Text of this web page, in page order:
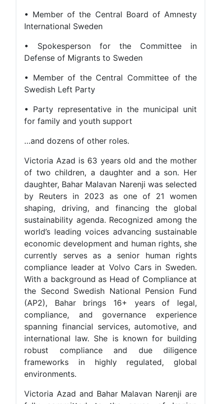
• Member of the Central Board of Amnesty
International Sweden
• Spokesperson for the Committee in
Defense of Migrants to Sweden
• Member of the Central Committee of the
Swedish Left Party
• Party representative in the municipal unit
for family and youth support
…and dozens of other roles.
Victoria Azad is 63 years old and the mother
of two children, a daughter and a son. Her
daughter, Bahar Malavan Narenji was selected
by Reuters in 2023 as one of 21 women
shaping, driving, and financing the global
sustainability agenda. Recognized among the
world’s leading voices advancing sustainable
economic development and human rights, she
currently serves as a senior human rights
compliance leader at Volvo Cars in Sweden.
With a background as Head of Compliance at
the Second Swedish National Pension Fund
(AP2), Bahar brings 16+ years of legal,
compliance, and governance experience
spanning financial services, automotive, and
international law. She is known for building
robust compliance and due diligence
frameworks in highly regulated, global
environments.
Victoria Azad and Bahar Malavan Narenji are